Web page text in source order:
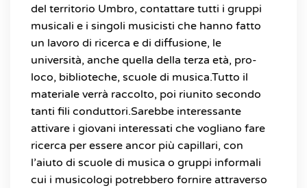
del territorio Umbro, contattare tutti i gruppi
musicali e i singoli musicisti che hanno fatto
un lavoro di ricerca e di diffusione, le
università, anche quella della terza età, pro-
loco, biblioteche, scuole di musica.Tutto il
materiale verrà raccolto, poi riunito secondo
tanti fili conduttori.Sarebbe interessante
attivare i giovani interessati che vogliano fare
ricerca per essere ancor più capillari, con
l’aiuto di scuole di musica o gruppi informali
cui i musicologi potrebbero fornire attraverso